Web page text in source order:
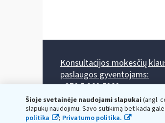
Šioje svetainėje naudojami slapukai(angl.
slapukų naudojimu. Savo sutikimą bet kada
politika
; Privatumo politika.
Konsultacijos mokesčių
paslaugos gyventojams:
+370 5 260 5060
Darbo laikas: I-IV 8.00-17.00, V
Prieššventinę dieną - viena valanda
Kiekvieno mėnesio antrą penktadienį